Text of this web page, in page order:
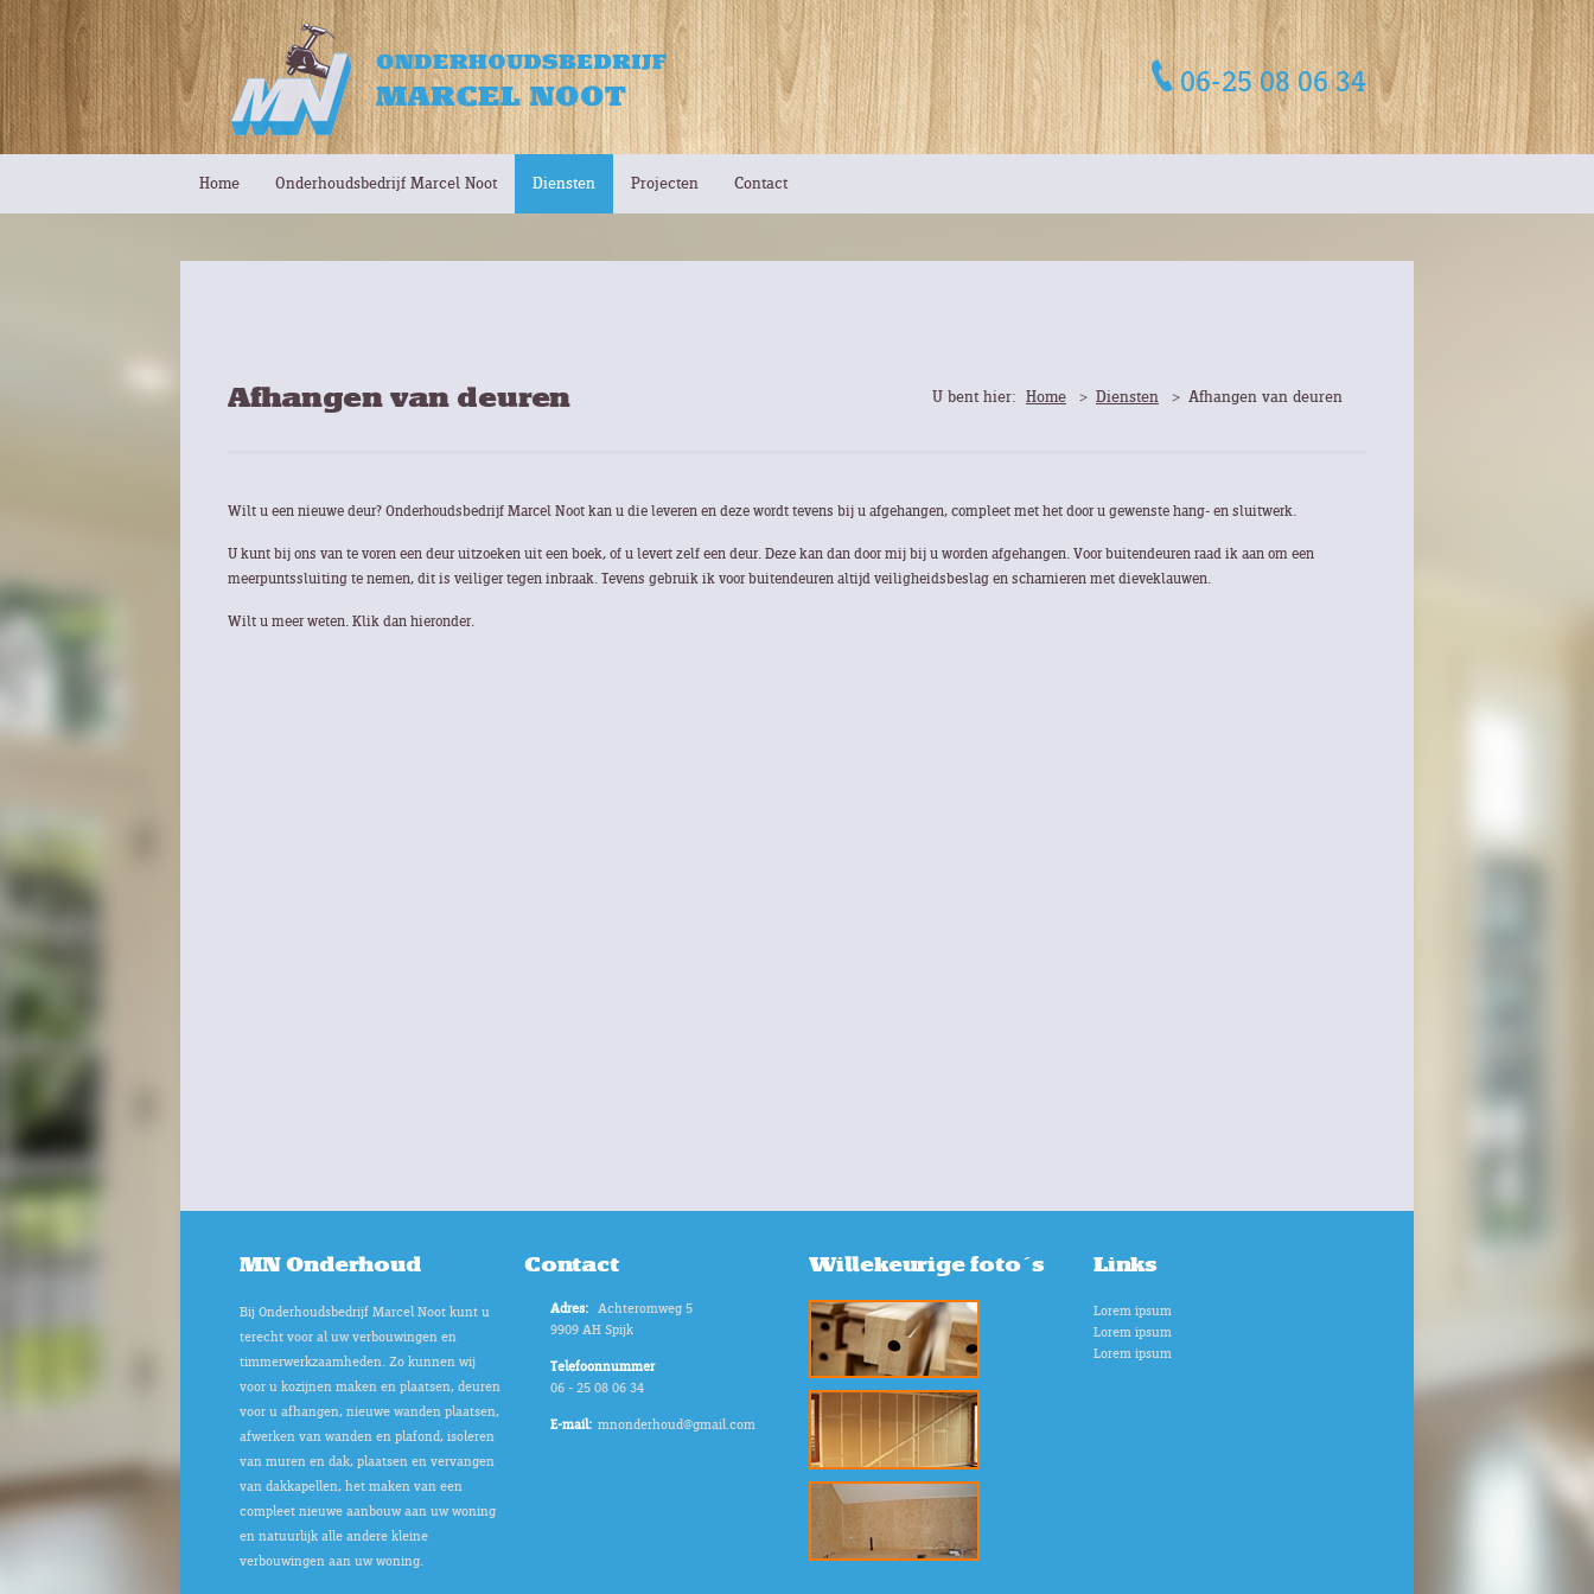
06-25 08 06 34
Home Onderhoudsbedrijf Marcel Noot Diensten Projecten Contact
Afhangen van deuren U bent hier: Home Diensten Afhangen van deuren
Wilt u een nieuwe deur? Onderhoudsbedrijf Marcel Noot kan u die leveren en deze wordt tevens bij u afgehangen, compleet met het door u gewenste hang- en sluitwerk.
U kunt bij ons van te voren een deur uitzoeken uit een boek, of u levert zelf een deur. Deze kan dan door mij bij u worden afgehangen. Voor buitendeuren raad ik aan om een
meerpuntssluiting te nemen, dit is veiliger tegen inbraak. Tevens gebruik ik voor buitendeuren altijd veiligheidsbeslag en scharnieren met dieveklauwen.
Wilt u meer weten. Klik dan hieronder.
MN Onderhoud
Bij Onderhoudsbedrijf Marcel Noot kunt u
terecht voor al uw verbouwingen en
timmerwerkzaamheden. Zo kunnen wij
voor u kozijnen maken en plaatsen, deuren
voor u afhangen, nieuwe wanden plaatsen,
afwerken van wanden en plafond, isoleren
van muren en dak, plaatsen en vervangen
van dakkapellen, het maken van een
compleet nieuwe aanbouw aan uw woning
en natuurlijk alle andere kleine
verbouwingen aan uw woning.
Contact
Adres: Achteromweg 5
9909 AH Spijk
Telefoonnummer
06 - 25 08 06 34
E-mail: mnonderhoud@gmail.com
Willekeurige foto's Links
Lorem ipsum
Lorem ipsum
Lorem ipsum